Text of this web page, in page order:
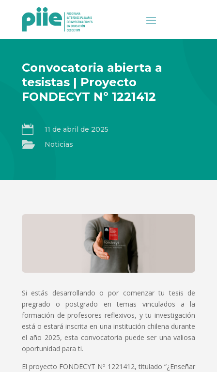
Convocatoria abierta a
tesistas | Proyecto
FONDECYT Nº 1221412
 11 de abril de 2025
 Noticias
Si estás desarrollando o por comenzar tu tesis de
pregrado o postgrado en temas vinculados a la
formación de profesores reflexivos, y tu investigación
está o estará inscrita en una institución chilena durante
el año 2025, esta convocatoria puede ser una valiosa
oportunidad para ti.
El proyecto FONDECYT Nº 1221412, titulado “¿Enseñar